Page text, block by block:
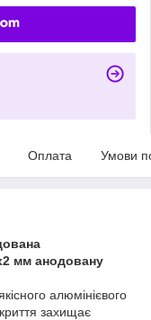
Оплата Умови
мм анодовану
алюмінієвого
захищає